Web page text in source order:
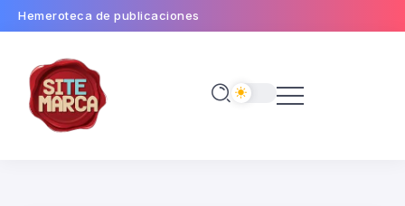
Hemeroteca de publicaciones